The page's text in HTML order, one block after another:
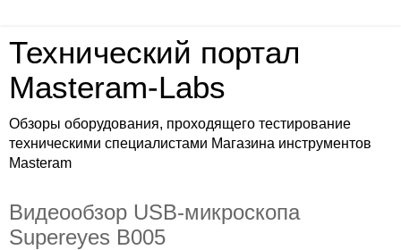
Технический портал
Masteram-Labs
Обзоры оборудования, проходящего тестирование
техническими специалистами Магазина инструментов
Masteram
Видеообзор USB-микроскопа
Supereyes B005